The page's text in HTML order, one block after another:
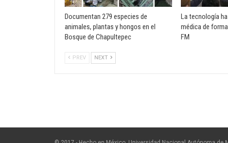
Documentan 279 especies de
animales, plantas y hongos en el
Bosque de Chapultepec
La tecnología
médica de
FM
PREV NEXT